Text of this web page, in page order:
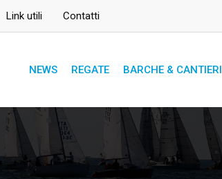
Link utili Contatti
NEWS REGATE BARCHE & CANTIERI